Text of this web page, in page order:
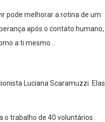
pode melhorar a rotina de um
após o contato humano,
a ti mesmo…
Luciana Scaramuzzi. Elas
o trabalho de 40 voluntários.